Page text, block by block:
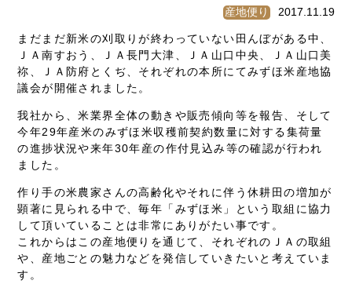
産地便り 2017.11.19
まだまだ新米の刈取りが終わっていない田んぼがある中、
ＪＡ南すおう、ＪＡ長門大津、ＪＡ山口中央、ＪＡ山口美
祢、ＪＡ防府とくぢ、それぞれの本所にてみずほ米産地協
議会が開催されました。
我社から、米業界全体の動きや販売傾向等を報告、そして
今年29年産米のみずほ米収穫前契約数量に対する集荷量
の進捗状況や来年30年産の作付見込み等の確認が行われ
ました。
作り手の米農家さんの高齢化やそれに伴う休耕田の増加が
顕著に見られる中で、毎年「みずほ米」という取組に協力
して頂いていることは非常にありがたい事です。
これからはこの産地便りを通じて、それぞれのＪＡの取組
や、産地ごとの魅力などを発信していきたいと考えていま
す。